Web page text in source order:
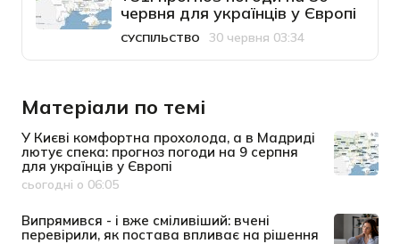
червня для українців у Європі
Категорія
СУСПІЛЬСТВО
Дата публікації30 червня 03:34
Матеріали по темі
У Києві комфортна прохолода, а в Мадриді
лютує спека: прогноз погоди на 9 серпня
для українців у Європі
Дата публікації
сьогодні о 06:05
Випрямився - і вже сміливіший: вчені
перевірили, як постава впливає на рішення